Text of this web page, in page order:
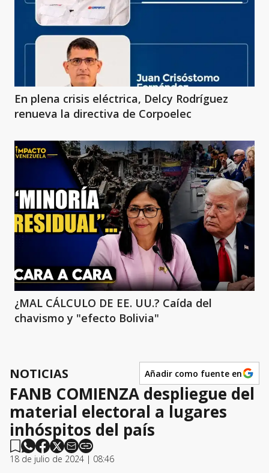
En plena crisis eléctrica, Delcy Rodríguez
renueva la directiva de Corpoelec
¿MAL CÁLCULO DE EE. UU.? Caída del
chavismo y "efecto Bolivia"
NOTICIAS Añadir como fuente en
FANB COMIENZA despliegue del
material electoral a lugares
inhóspitos del país
18 de julio de 2024 | 08:46